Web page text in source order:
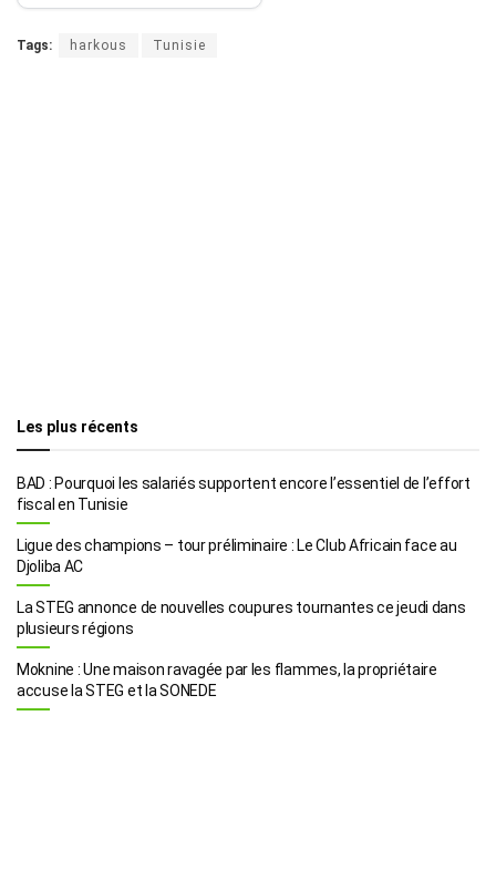
Tags: harkous Tunisie
Les plus récents
BAD : Pourquoi les salariés supportent encore l’essentiel de l’effort
fiscal en Tunisie
Ligue des champions – tour préliminaire : Le Club Africain face au
Djoliba AC
La STEG annonce de nouvelles coupures tournantes ce jeudi dans
plusieurs régions
Moknine : Une maison ravagée par les flammes, la propriétaire
accuse la STEG et la SONEDE